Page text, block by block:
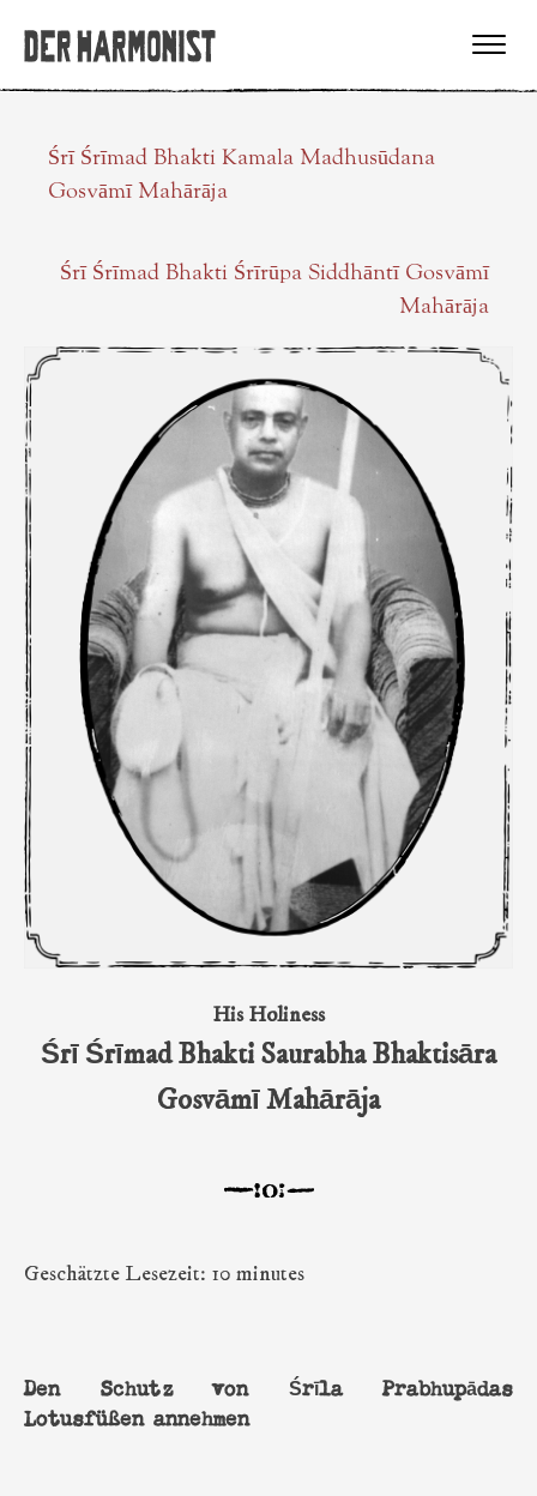
Śrī Śrīmad Bhakti Kamala Madhusūdana
Gosvāmī Mahārāja
Śrī Śrīmad Bhakti Śrīrūpa Siddhāntī Gosvāmī
Mahārāja
His Holiness
Śrī Śrīmad Bhakti Saurabha Bhaktisāra
Gosvāmī Mahārāja
Geschätzte Lesezeit: 10 minutes
Den Schutz von Śrīla Prabhupādas
Lotusfüßen annehmen